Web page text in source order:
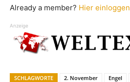
Already a member? Hier einloggen
Anzeige
SCHLAGWORTE 2. November Engel